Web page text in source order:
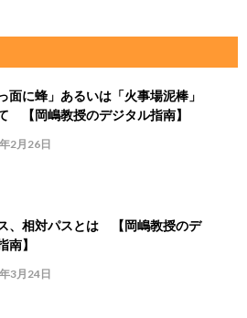
面に蜂」あるいは「火事場泥棒」
【岡嶋教授のデジタル指南】
2月26日
、相対パスとは 【岡嶋教授のデ
南】
3月24日